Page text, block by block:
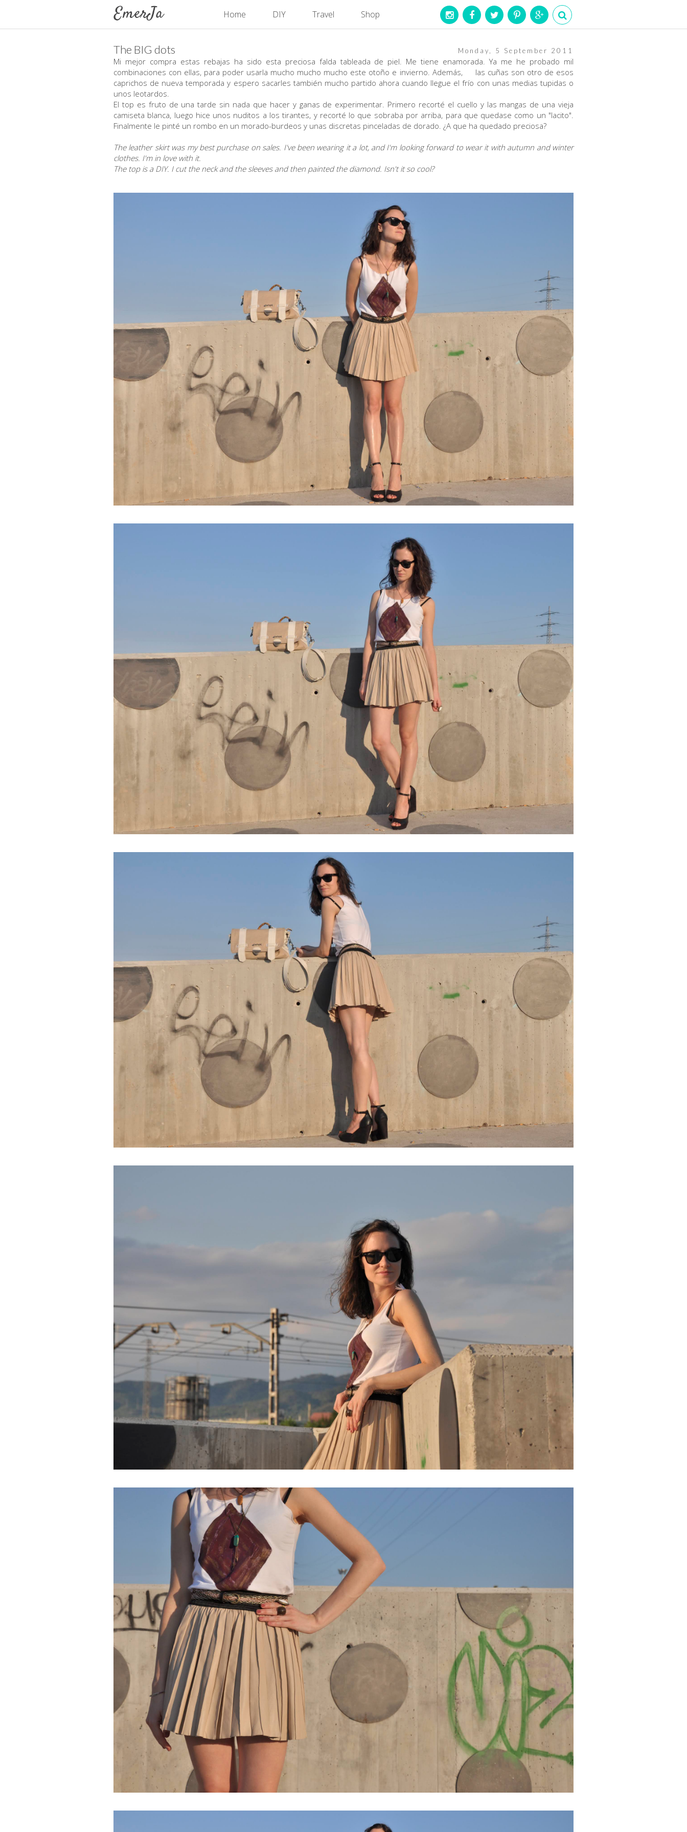
Home DIY Travel Shop
Monday, 5 September 2011
The BIG dots
Mi mejor compra estas rebajas ha sido esta preciosa falda tableada de piel. Me tiene enamorada. Ya me he probado mil
combinaciones con ellas, para poder usarla mucho mucho mucho este otoño e invierno. Además, las cuñas son otro de esos
caprichos de nueva temporada y espero sacarles también mucho partido ahora cuando llegue el frío con unas medias tupidas o
unos leotardos.
El top es fruto de una tarde sin nada que hacer y ganas de experimentar. Primero recorté el cuello y las mangas de una vieja
camiseta blanca, luego hice unos nuditos a los tirantes, y recorté lo que sobraba por arriba, para que quedase como un "lacito".
Finalmente le pinté un rombo en un morado-burdeos y unas discretas pinceladas de dorado. ¿A que ha quedado preciosa?
The leather skirt was my best purchase on sales. I've been wearing it a lot, and I'm looking forward to wear it with autumn and winter
clothes. I'm in love with it.
The top is a DIY. I cut the neck and the sleeves and then painted the diamond. Isn't it so cool?